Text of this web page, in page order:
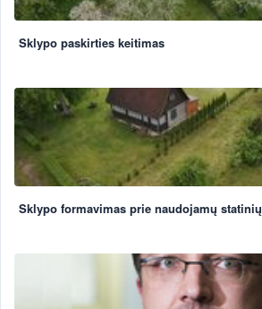
Sklypo paskirties keitimas
Sklypo formavimas prie naudojamų statinių